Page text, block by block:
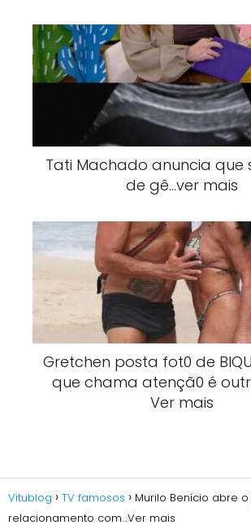
Tati Machado anuncia que
de gê…ver mais
Gretchen posta fot0 de
que chama atençã0 é
Ver mais
Vitublog TV famosos
Murilo Benício abre
relacionamento com…Ver mais